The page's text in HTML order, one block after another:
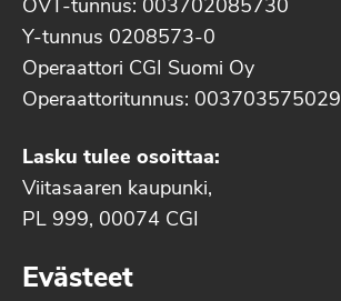
OVT-tunnus: 003702085730
Y-tunnus 0208573-0
Operaattori CGI Suomi Oy
Operaattoritunnus: 003703575029
Lasku tulee osoittaa:
Viitasaaren kaupunki,
PL 999, 00074 CGI
Evästeet